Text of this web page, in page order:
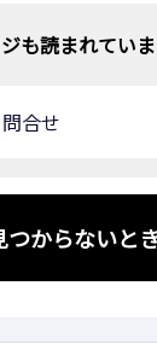
も読まれてい
合せ
つからないと